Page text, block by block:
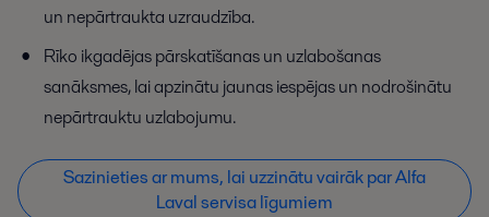
un nepārtraukta uzraudzība.
Rīko ikgadējas pārskatīšanas un uzlabošanas
sanāksmes, lai apzinātu jaunas iespējas un nodrošinātu
nepārtrauktu uzlabojumu.
Sazinieties ar mums, lai uzzinātu vairāk par Alfa
Laval servisa līgumiem